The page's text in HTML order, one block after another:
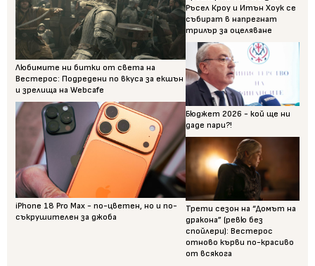
Любимите ни битки от света на
Вестерос: Подредени по вкуса за екшън
и зрелища на Webcafe
iPhone 18 Pro Max - по-цветен, но и по-
съкрушителен за джоба
Ръсел Кроу и Итън Хоук се
събират в напрегнат
трилър за оцеляване
Бюджет 2026 - кой ще ни
даде пари?!
Трети сезон на “Домът на
дракона” (ревю без
спойлери): Вестерос
отново кърви по-красиво
от всякога